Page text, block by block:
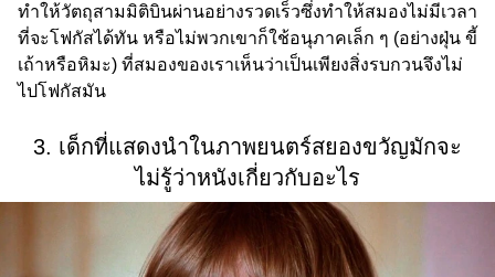
ทำให้วัตถุสามมิติบินผ่านอย่างรวดเร็วซึ่งทำให้สมองไม่มีเวลา
ที่จะโฟกัสได้ทัน หรือไม่พวกเขาก็ใช้อนุภาคเล็ก ๆ (อย่างฝุ่น ขี้
เถ้าหรือหิมะ) ที่สมองของเราเห็นว่าเป็นเพียงสิ่งรบกวนจึงไม่
ไปโฟกัสมัน
3. เด็กที่แสดงนำในภาพยนตร์สยองขวัญมักจะ
ไม่รู้ว่าหนังเกี่ยวกับอะไร